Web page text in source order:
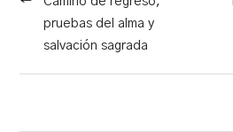
pruebas del alma y
salvación sagrada